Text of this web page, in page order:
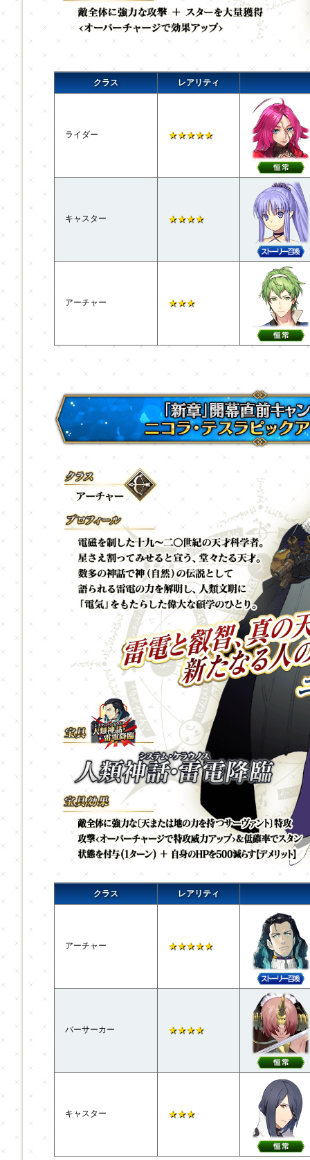
クラス レアリティ
ライダー ★★★★★
キャスター ★★★★
アーチャー ★★★
クラス レアリティ
アーチャー ★★★★★
バーサーカー ★★★★
キャスター ★★★